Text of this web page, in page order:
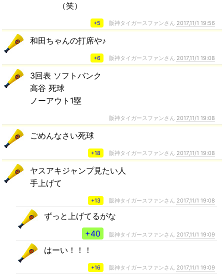
（笑）
+5 阪神タイガースファンさん 2017,11/1 19:56
和田ちゃんの打席や♪
+6 阪神タイガースファンさん 2017,11/1 19:08
3回表 ソフトバンク
高谷 死球
ノーアウト1塁
阪神タイガースファンさん 2017,11/1 19:08
ごめんなさい死球
+18 阪神タイガースファンさん 2017,11/1 19:08
ヤスアキジャンプ見たい人
手上げて
+13 阪神タイガースファンさん 2017,11/1 19:08
ずっと上げてるがな
+40
阪神タイガースファンさん 2017,11/1 19:09
はーい！！！
+16 阪神タイガースファンさん 2017,11/1 19:09